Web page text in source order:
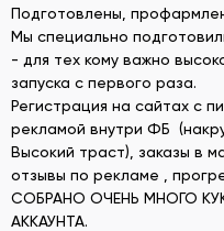
Подготовлены,
Мы специально
- для тех кому важно
запуска с первого раза.
Регистрация на сайтах с
рекламой внутри ФБ
Высокий траст), заказы в
отзывы по рекламе ,
СОБРАНО ОЧЕНЬ МНОГО
АККАУНТА.